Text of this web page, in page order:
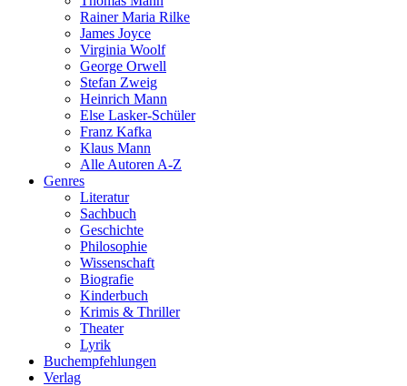
Rainer Maria Rilke
James Joyce
Virginia Woolf
George Orwell
Stefan Zweig
Heinrich Mann
Else Lasker-Schüler
Franz Kafka
Klaus Mann
Alle Autoren A-Z
Genres
Literatur
Sachbuch
Geschichte
Philosophie
Wissenschaft
Biografie
Kinderbuch
Krimis & Thriller
Theater
Lyrik
Buchempfehlungen
Verlag